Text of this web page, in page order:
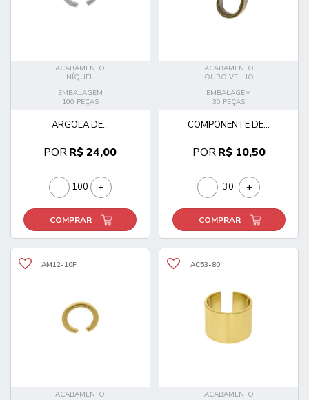
ACABAMENTO
NÍQUEL
EMBALAGEM
100 PEÇAS
ARGOLA DE...
PORR$ 24,00
- +
COMPRAR
ACABAMENTO
OURO VELHO
EMBALAGEM
30 PEÇAS
COMPONENTE DE...
PORR$ 10,50
- +
COMPRAR
AM12-10F
ACABAMENTO
AC53-80
ACABAMENTO